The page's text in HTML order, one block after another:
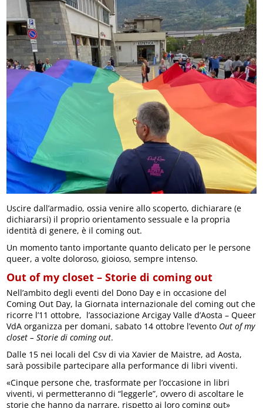
Uscire dall’armadio, ossia venire allo scoperto, dichiarare (e
dichiararsi) il proprio orientamento sessuale e la propria
identità di genere, è il coming out.
Un momento tanto importante quanto delicato per le persone
queer, a volte doloroso, gioioso, sempre intenso.
Out of my closet – Storie di coming out
Nell’ambito degli eventi del Dono Day e in occasione del
Coming Out Day, la Giornata internazionale del coming out che
ricorre l’11 ottobre, l’associazione Arcigay Valle d’Aosta – Queer
VdA organizza per domani, sabato 14 ottobre l’evento Out of my
closet – Storie di coming out.
Dalle 15 nei locali del Csv di via Xavier de Maistre, ad Aosta,
sarà possibile partecipare alla performance di libri viventi.
«Cinque persone che, trasformate per l’occasione in libri
viventi, vi permetteranno di “leggerle”, ovvero di ascoltare le
storie che hanno da narrare, rispetto ai loro coming out»